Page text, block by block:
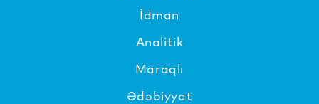
İdman
Analitik
Maraqlı
Ədəbiyyat